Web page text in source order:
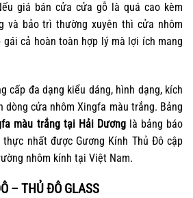
giá bán cửa cửa gỗ là quá cao kèm
và bảo trì thường xuyên thì cửa nhôm
cả hoàn toàn hợp lý mà lợi ích mang
cấp đa dạng kiểu dáng, hình dạng, kích
dòng cửa nhôm Xingfa màu trắng. Bảng
màu trắng tại Hải Dương là bảng báo
nhất được Gương Kính Thủ Đô cập
nhôm kính tại Việt Nam.
– THỦ ĐÔ GLASS